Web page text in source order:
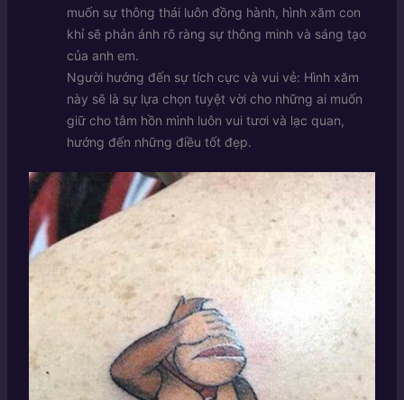
muốn sự thông thái luôn đồng hành, hình xăm con
khỉ sẽ phản ánh rõ ràng sự thông minh và sáng tạo
của anh em.
Người hướng đến sự tích cực và vui vẻ: Hình xăm
này sẽ là sự lựa chọn tuyệt vời cho những ai muốn
giữ cho tâm hồn mình luôn vui tươi và lạc quan,
hướng đến những điều tốt đẹp.